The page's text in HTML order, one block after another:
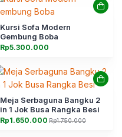
Kursi Sofa Modern
Gembung Boba
Rp5.300.000
Meja Serbaguna Bangku 2
in 1 Jok Busa Rangka Besi
Rp1.750.000
Harga
Rp1.650.000
Harga